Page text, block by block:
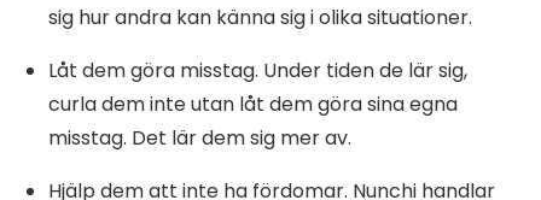
sig hur andra kan känna sig i olika situationer.
Låt dem göra misstag. Under tiden de lär sig,
curla dem inte utan låt dem göra sina egna
misstag. Det lär dem sig mer av.
Hjälp dem att inte ha fördomar. Nunchi handlar